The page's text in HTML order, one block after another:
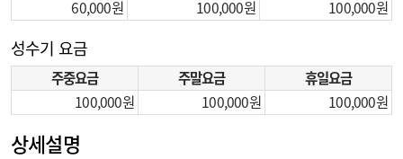
60,000
100,000 100,000
성수기 요금
주중요금 주말요금
휴일요금
100,000
100,000 100,000
상세설명